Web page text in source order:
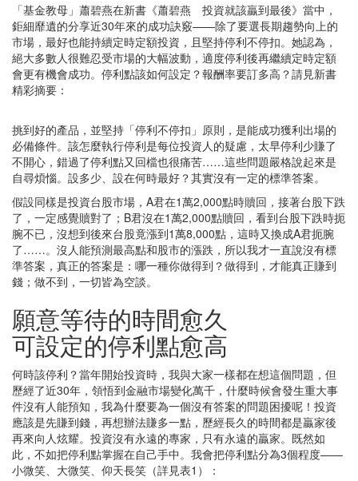
「基金教母」蕭碧燕在新書《蕭碧燕 投資就該贏到最後》當中，
鉅細靡遺的分享近30年來的成功訣竅——除了要選長期趨勢向上的
市場，最好也能持續定時定額投資，且堅持停利不停扣。她認為，
絕大多數人很難忍受市場的大幅波動，適度停利後再繼續定時定額
會更有機會成功。停利點該如何設定？報酬率要訂多高？請見新書
精彩摘要：
挑到好的產品，並堅持「停利不停扣」原則，是能成功獲利出場的
必備條件。該怎麼執行停利是每位投資人的疑慮，太早停利少賺了
不開心，錯過了停利點又回檔也很痛苦……這些問題嚴格說起來是
自尋煩惱。設多少、設在何時最好？其實沒有一定的標準答案。
假設同樣是投資台股市場，A君在1萬2,000點時贖回，接著台股下跌
了，一定感覺贖對了；B君沒在1萬2,000點贖回，看到台股下跌時扼
腕不已，沒想到後來台股竟漲到1萬8,000點，這時又換成A君扼腕
了……。沒人能預測最高點和股市的漲跌，所以我才一直說沒有標
準答案，真正的答案是：哪一種你做得到？做得到，才能真正賺到
錢；做不到，一切皆為空談。
願意等待的時間愈久
可設定的停利點愈高
何時該停利？當年開始投資時，我與大家一樣都在想這個問題，但
歷經了近30年，領悟到金融市場變化萬千，什麼時候會發生重大事
件沒有人能預知，我為什麼要為一個沒有答案的問題困擾呢！投資
應該是先賺到錢，再想辦法賺多一點，歷經長久的時間都是贏家後
再來向人炫耀。投資沒有永遠的專家，只有永遠的贏家。既然如
此，不如把停利點掌握在自己手中。我會把停利點分為3個程度——
小微笑、大微笑、仰天長笑（詳見表1）：